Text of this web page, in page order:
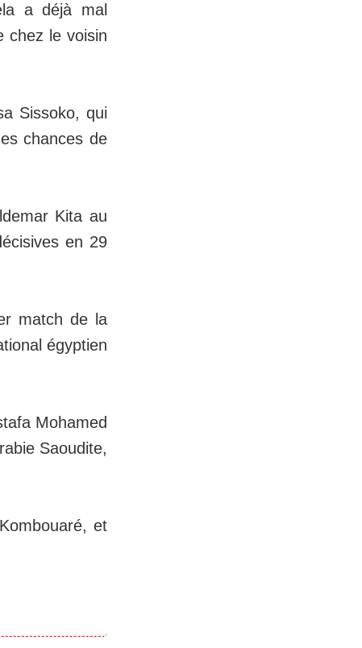
a déjà mal
chez le voisin
Sissoko, qui
chances de
Kita au
en 29
match de la
égyptien
Mohamed
Saoudite,
et